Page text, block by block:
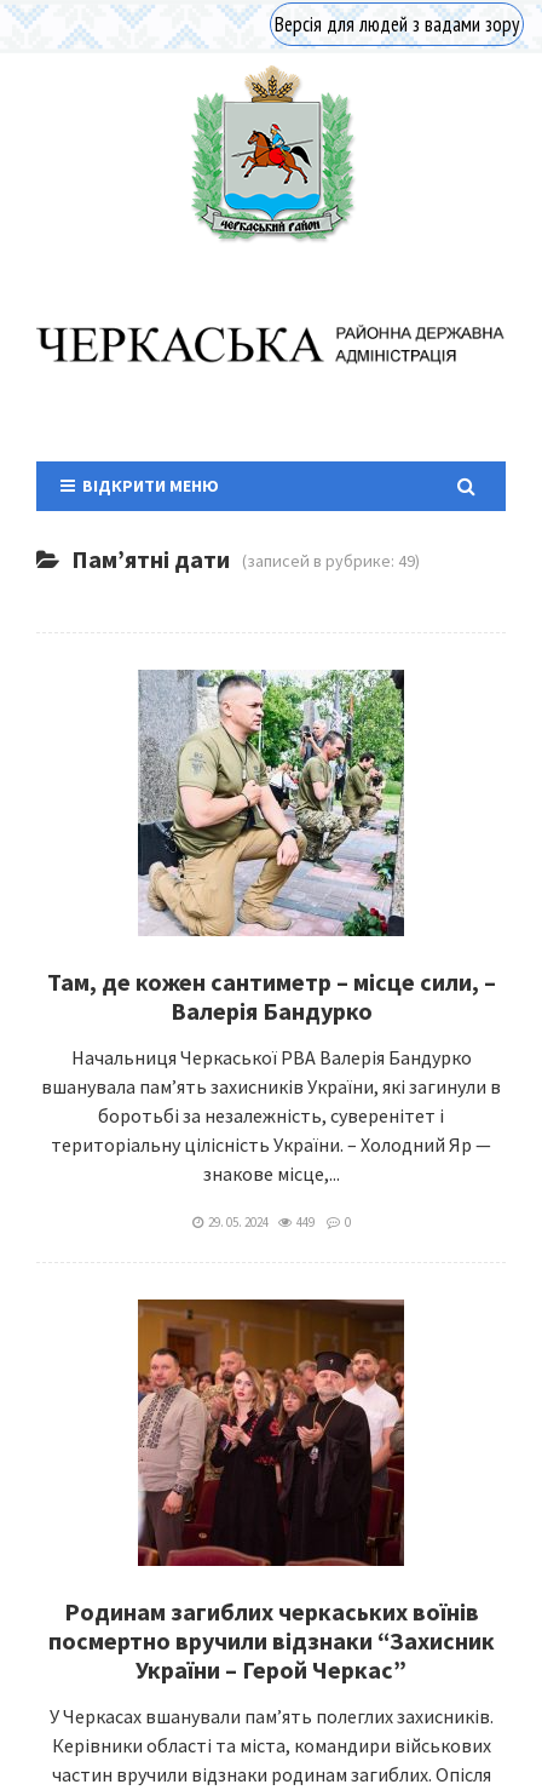
Версія для людей з вадами зору
ВІДКРИТИ МЕНЮ
Пам’ятні дати (записей в рубрике: 49)
Там, де кожен сантиметр – місце сили, –
Валерія Бандурко
Начальниця Черкаської РВА Валерія Бандурко
вшанувала пам’ять захисників України, які загинули в
боротьбі за незалежність, суверенітет і
територіальну цілісність України. – Холодний Яр —
знакове місце,...
29. 05. 2024 449 0
Родинам загиблих черкаських воїнів
посмертно вручили відзнаки “Захисник
України – Герой Черкас”
У Черкасах вшанували пам’ять полеглих захисників.
Керівники області та міста, командири військових
частин вручили відзнаки родинам загиблих. Опісля